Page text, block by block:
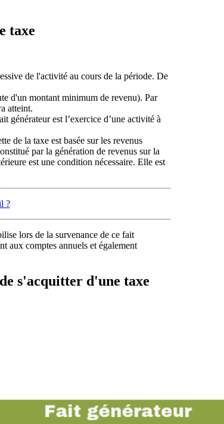
taxe
de l'activité au cours de la période. De
d'un montant minimum de revenu). Par
atteint.
générateur est l’exercice d’une activité à
de la taxe est basée sur les revenus
par la génération de revenus sur la
est une condition nécessaire. Elle est
?
lors de la survenance de ce fait
aux comptes annuels et également
s'acquitter d'une taxe